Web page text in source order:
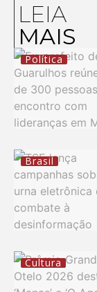
LEIA
MAIS
Política
Brasil
Cultura